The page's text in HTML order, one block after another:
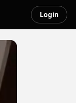
Login